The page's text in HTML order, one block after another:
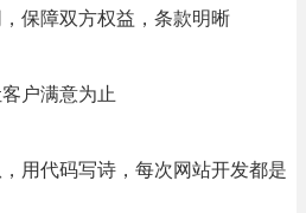
保障双方权益，条款明晰
户满意为止
用代码写诗，每次网站开发都是